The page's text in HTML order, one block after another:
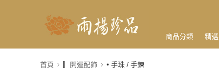
商品分類 精
首頁 ▎開運配飾 • 手珠 / 手鍊